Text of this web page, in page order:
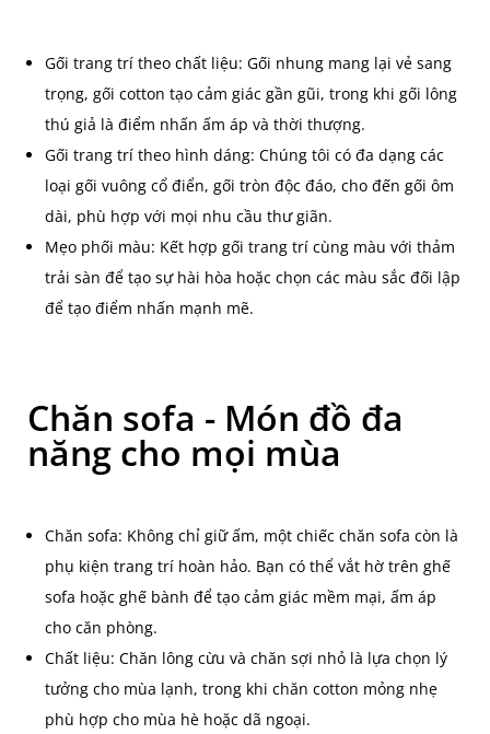
Gối trang trí theo chất liệu: Gối nhung mang lại vẻ sang
trọng, gối cotton tạo cảm giác gần gũi, trong khi gối lông
thú giả là điểm nhấn ấm áp và thời thượng.
Gối trang trí theo hình dáng: Chúng tôi có đa dạng các
loại gối vuông cổ điển, gối tròn độc đáo, cho đến gối ôm
dài, phù hợp với mọi nhu cầu thư giãn.
Mẹo phối màu: Kết hợp gối trang trí cùng màu với thảm
trải sàn để tạo sự hài hòa hoặc chọn các màu sắc đối lập
để tạo điểm nhấn mạnh mẽ.
Chăn sofa - Món đồ đa
năng cho mọi mùa
Chăn sofa: Không chỉ giữ ấm, một chiếc chăn sofa còn là
phụ kiện trang trí hoàn hảo. Bạn có thể vắt hờ trên ghế
sofa hoặc ghế bành để tạo cảm giác mềm mại, ấm áp
cho căn phòng.
Chất liệu: Chăn lông cừu và chăn sợi nhỏ là lựa chọn lý
tưởng cho mùa lạnh, trong khi chăn cotton mỏng nhẹ
phù hợp cho mùa hè hoặc dã ngoại.